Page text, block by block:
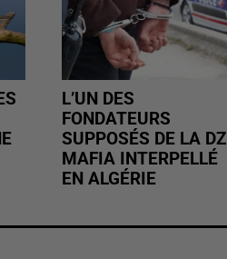
L’UN DES
FONDATEURS
SUPPOSÉS DE LA DZ
MAFIA INTERPELLÉ
EN ALGÉRIE